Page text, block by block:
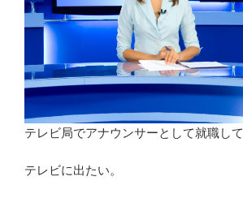
は？
性
や
事
種
テレビ局でアナウンサーとして就職して
テレビに出たい。